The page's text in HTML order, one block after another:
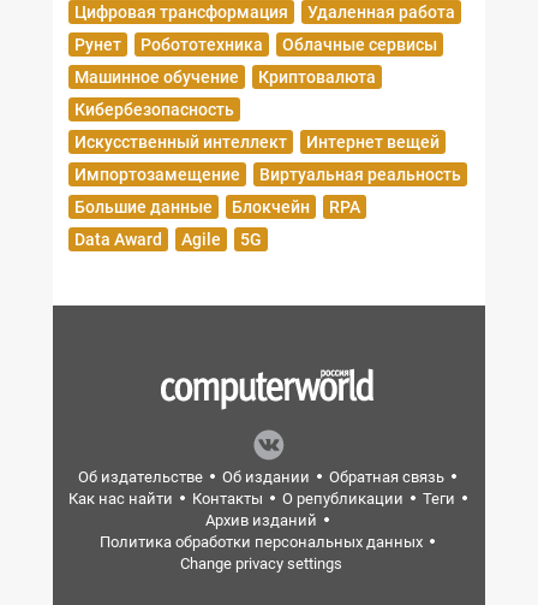
Цифровая трансформация
Удаленная работа
Рунет
Робототехника
Облачные сервисы
Машинное обучение
Криптовалюта
Кибербезопасность
Искусственный интеллект
Интернет вещей
Импортозамещение
Виртуальная реальность
Большие данные
Блокчейн
RPA
Data Award
Agile 5G
Об издательстве Об издании
Обратная связь
Как нас найти
Контакты О републикации
Теги
Архив изданий
Политика обработки персональных данных
Change privacy settings